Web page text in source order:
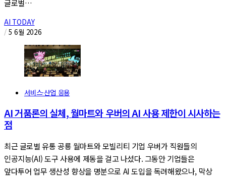
글로벌…
AI TODAY
/ 5 6월 2026
서비스·산업 응용
AI 거품론의 실체, 월마트와 우버의 AI 사용 제한이 시사하는
점
최근 글로벌 유통 공룡 월마트와 모빌리티 기업 우버가 직원들의
인공지능(AI) 도구 사용에 제동을 걸고 나섰다. 그동안 기업들은
앞다투어 업무 생산성 향상을 명분으로 AI 도입을 독려해왔으나, 막상